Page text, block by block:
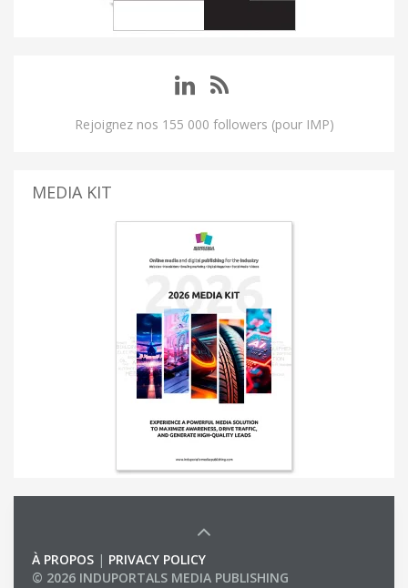
Rejoignez nos 155 000 followers (pour IMP)
MEDIA KIT
À PROPOS | PRIVACY POLICY
© 2026 INDUPORTALS MEDIA PUBLISHING